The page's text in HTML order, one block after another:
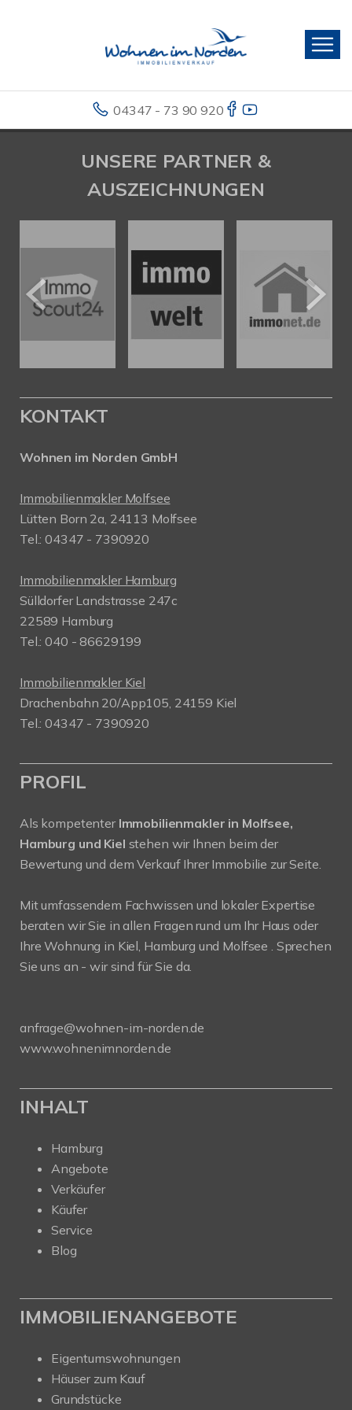
04347 - 73 90 920
UNSERE PARTNER &
AUSZEICHNUNGEN
KONTAKT
Wohnen im Norden GmbH
Immobilienmakler Molfsee
Lütten Born 2a, 24113 Molfsee
Tel.: 04347 - 7390920
Immobilienmakler Hamburg
Sülldorfer Landstrasse 247c
22589 Hamburg
Tel.: 040 - 86629199
Immobilienmakler Kiel
Drachenbahn 20/App105, 24159 Kiel
Tel.: 04347 - 7390920
PROFIL
Als kompetenter Immobilienmakler in Molfsee,
Hamburg und Kiel stehen wir Ihnen beim der
Bewertung und dem Verkauf Ihrer Immobilie zur Seite.
Mit umfassendem Fachwissen und lokaler Expertise
beraten wir Sie in allen Fragen rund um Ihr Haus oder
Ihre Wohnung in Kiel, Hamburg und Molfsee . Sprechen
Sie uns an - wir sind für Sie da.
anfrage@wohnen-im-norden.de
www.wohnenimnorden.de
INHALT
Hamburg
Angebote
Verkäufer
Käufer
Service
Blog
IMMOBILIENANGEBOTE
Eigentumswohnungen
Häuser zum Kauf
Grundstücke